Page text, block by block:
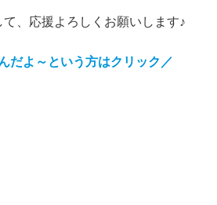
、応援よろしくお願いします♪
だよ～という方はクリック／